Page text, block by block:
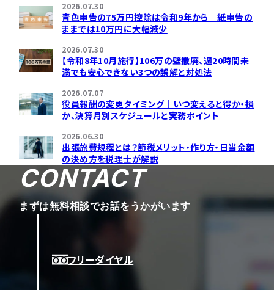
2026.07.30
青色申告の75万円控除は令和9年から｜紙申告の
ままでは10万円に大幅減少
2026.07.30
【令和8年10月施行】106万の壁撤廃、週20時間未
満でも安心できない3つの誤解と対処法
2026.07.07
役員報酬の変更タイミング｜いつ変えると得か・損
か、決算月別スケジュールと実務ポイント
2026.06.30
出張旅費規程とは？節税メリット・作り方・日当金額
の決め方を税理士が解説
CONTACT
まずは無料相談でお話をうかがいます
フリーダイヤル